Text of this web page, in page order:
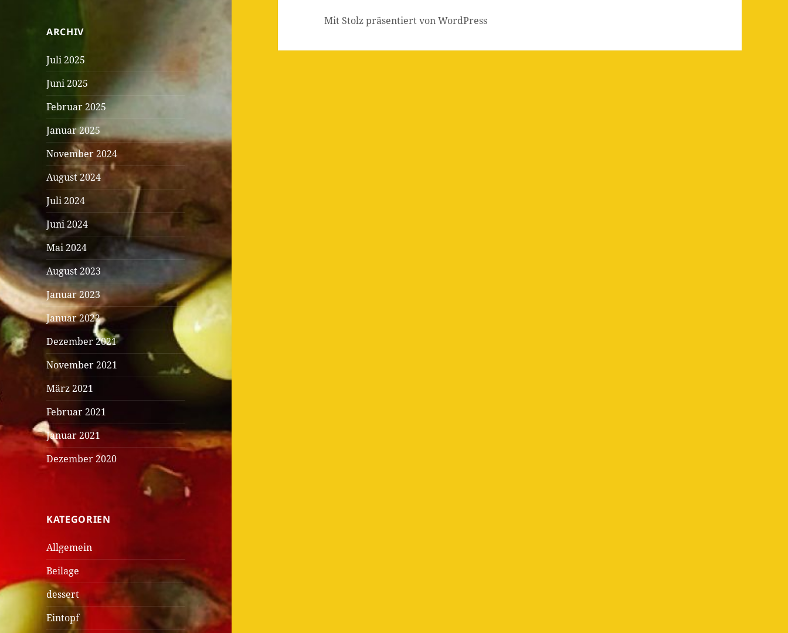
ARCHIV
Juli 2025
Juni 2025
Februar 2025
Januar 2025
November 2024
August 2024
Juli 2024
Juni 2024
Mai 2024
August 2023
Januar 2023
Januar 2022
Dezember 2021
November 2021
März 2021
Februar 2021
Januar 2021
Dezember 2020
KATEGORIEN
Allgemein
Beilage
dessert
Eintopf
Mit Stolz präsentiert von WordPress